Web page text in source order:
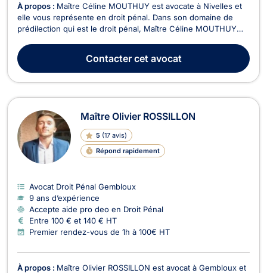
À propos : Maître Céline MOUTHUY est avocate à Nivelles et
elle vous représente en droit pénal. Dans son domaine de
prédilection qui est le droit pénal, Maître Céline MOUTHUY
biens telles que la destruction, le recel, l’extorsion, le vol ou
encore les stupéfiants. Elle tr...
Contactercet avocat
Maître Olivier ROSSILLON
5 (17 avis)
Répond rapidement
Avocat Droit Pénal Gembloux
9 ans d’expérience
Accepte aide pro deo en Droit Pénal
Entre 100 € et 140 € HT
Premier rendez-vous de 1h à 100€ HT
À propos : Maître Olivier ROSSILLON est avocat à Gembloux et